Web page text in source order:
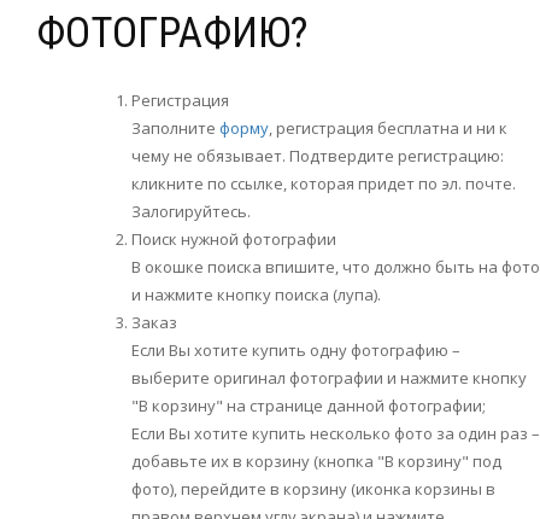
ФОТОГРАФИЮ?
Регистрация
Заполните форму, регистрация бесплатна и ни к
чему не обязывает. Подтвердите регистрацию:
кликните по ссылке, которая придет по эл. почте.
Залогируйтесь.
Поиск нужной фотографии
В окошке поиска впишите, что должно быть на фото
и нажмите кнопку поиска (лупа).
Заказ
Если Вы хотите купить одну фотографию –
выберите оригинал фотографии и нажмите кнопку
"В корзину" на странице данной фотографии;
Если Вы хотите купить несколько фото за один раз –
добавьте их в корзину (кнопка "В корзину" под
фото), перейдите в корзину (иконка корзины в